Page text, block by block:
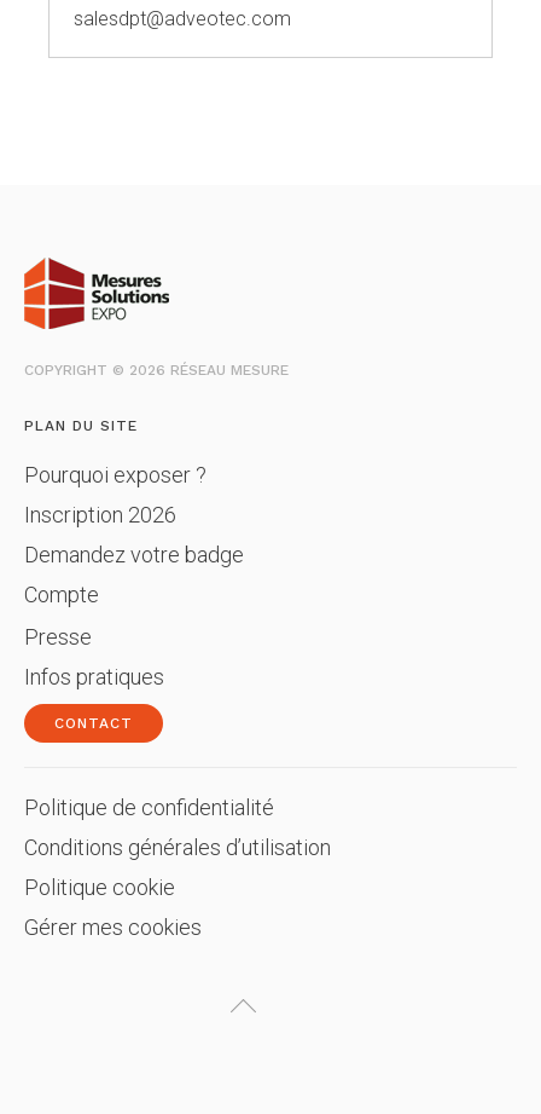
salesdpt@adveotec.com
COPYRIGHT © 2026 RÉSEAU MESURE
PLAN DU SITE
Pourquoi exposer ?
Inscription 2026
Demandez votre badge
Compte
Presse
Infos pratiques
CONTACT
Politique de confidentialité
Conditions générales d’utilisation
Politique cookie
Gérer mes cookies